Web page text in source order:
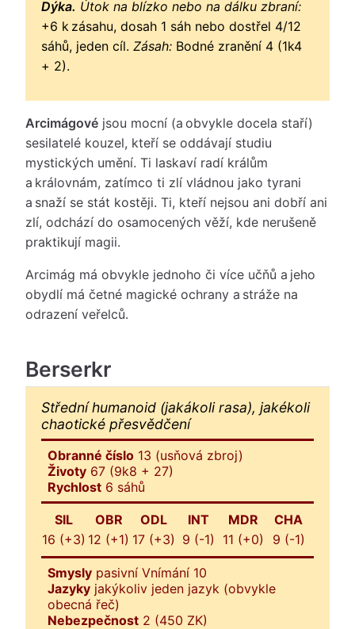
Dýka. Útok na blízko nebo na dálku zbraní:
+6 k zásahu, dosah 1 sáh nebo dostřel 4/12
sáhů, jeden cíl. Zásah: Bodné zranění 4 (1k4
+ 2).
Arcimágové jsou mocní (a obvykle docela staří)
sesilatelé kouzel, kteří se oddávají studiu
mystických umění. Ti laskaví radí králům
a královnám, zatímco ti zlí vládnou jako tyrani
a snaží se stát kostěji. Ti, kteří nejsou ani dobří ani
zlí, odchází do osamocených věží, kde nerušeně
praktikují magii.
Arcimág má obvykle jednoho či více učňů a jeho
obydlí má četné magické ochrany a stráže na
odrazení veřelců.
Berserkr
Střední humanoid (jakákoli rasa), jakékoli
chaotické přesvědčení
Obranné číslo 13 (usňová zbroj)
Životy 67 (9k8 + 27)
Rychlost 6 sáhů
SIL
16 (+3)
OBR
12 (+1)
ODL
17 (+3)
INT
9 (-1)
MDR
11 (+0)
CHA
9 (-1)
Smysly pasivní Vnímání 10
Jazyky jakýkoliv jeden jazyk (obvykle
obecná řeč)
Nebezpečnost 2 (450 ZK)